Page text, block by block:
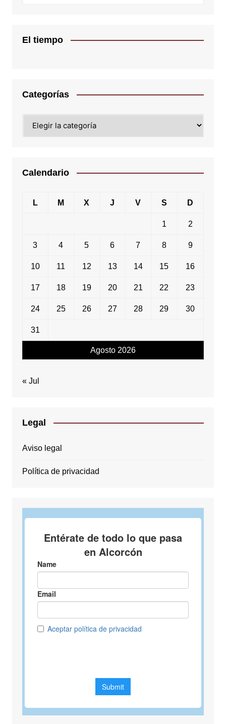
El tiempo
Categorías
Calendario
Agosto 2026
L M X J V S D
1 2
3 4 5 6 7 8 9
10 11 12 13 14 15 16
17 18 19 20 21 22 23
24 25 26 27 28 29 30
31
« Jul
Legal
Aviso legal
Política de privacidad